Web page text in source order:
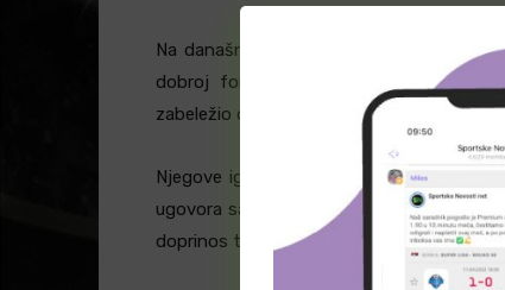
Na današnjem treningu, Vlahović je
dobroj formi. Pre povrede, ove
zabeležio dve asistencije.
Njegove igre u preostalih deset mečeva
ugovora sa Juventusom, s obzirom na
doprinos timu biće pod posebnim